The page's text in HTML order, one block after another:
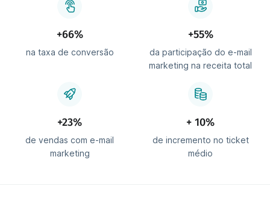
+66%
na taxa de conversão
+55%
da participação do e-mail
marketing na receita total
+23%
de vendas com e-mail
marketing
+ 10%
de incremento no ticket
médio